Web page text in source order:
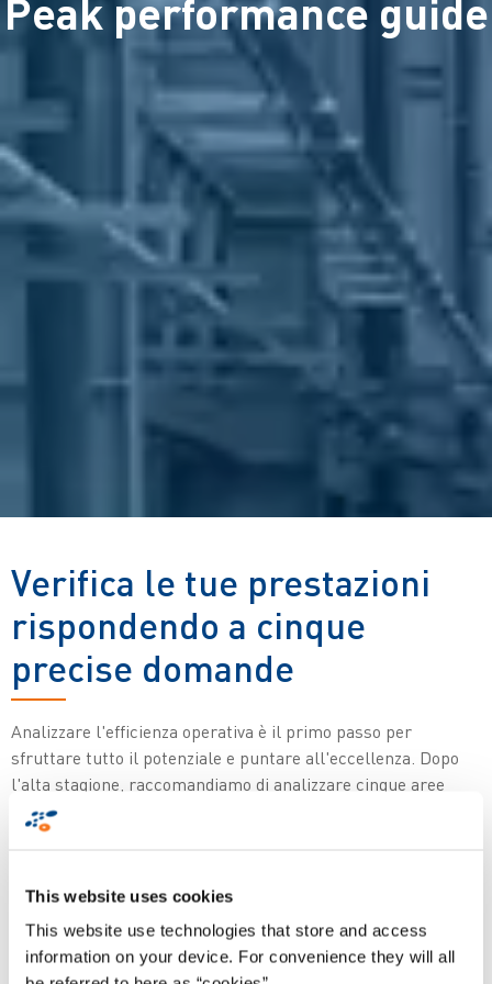
This website uses cookies
This website use technologies that store and access
information on your device. For convenience they will all
Peak performance guide
Verifica le tue prestazioni
rispondendo a cinque
precise domande
Analizzare l'efficienza operativa è il primo passo per
sfruttare tutto il potenziale e puntare all'eccellenza. Dopo
l'alta stagione, raccomandiamo di analizzare cinque aree
chiave che forniranno indicazioni su possibili lacune,
inefficienze e opportunità di miglioramento nei processi
È opportuno prendersi il tempo necessario per esaminare i
problemi legati alle consegne non riuscite al primo tentativo,